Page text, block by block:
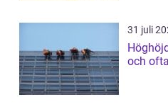
31 juli
och